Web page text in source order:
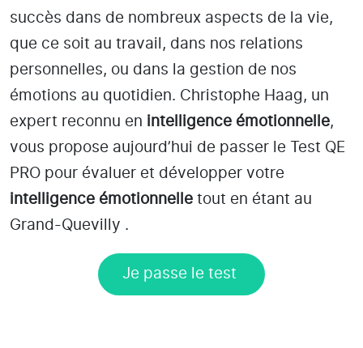
succès dans de nombreux aspects de la vie,
que ce soit au travail, dans nos relations
personnelles, ou dans la gestion de nos
émotions au quotidien. Christophe Haag, un
expert reconnu en intelligence émotionnelle,
vous propose aujourd’hui de passer le Test QE
PRO pour évaluer et développer votre
intelligence émotionnelle tout en étant au
Grand-Quevilly .
Je passe le test